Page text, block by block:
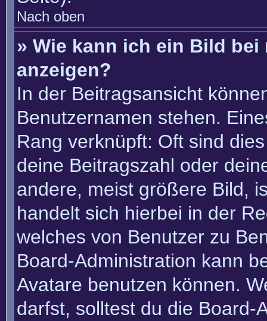
Nach oben
» Wie kann ich ein Bild bei
anzeigen?
In der Beitragsansicht
Benutzernamen stehen.
Rang verknüpft: Oft sind
deine Beitragszahl oder
andere, meist größere Bild,
handelt sich hierbei in der
welches von Benutzer zu
Board-Administration kann
Avatare benutzen können.
darfst, solltest du die Board-